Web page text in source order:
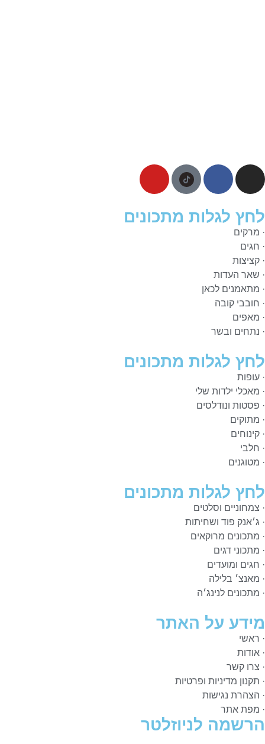
לחץ לגלות מתכונים
· מרקים
· חגים
· קציצות
· שאר העדות
· מתאמנים לכאן
· חובבי קובה
· מאפים
· נתחים ובשר
לחץ לגלות מתכונים
· עופות
· מאכלי ילדות שלי
· פסטות ונודלסים
· מתוקים
· קינוחים
· חלבי
· מטוגנים
לחץ לגלות מתכונים
· צמחוניים וסלטים
· ג׳אנק פוד ושחיתות
· מתכונים מרוקאים
· מתכוני דגים
· חגים ומועדים
· מאנצ׳ בלילה
· מתכונים לנינג׳ה
מידע על האתר
· ראשי
· אודות
· צרו קשר
· תקנון מדיניות ופרטיות
· הצהרת נגישות
· מפת אתר
הרשמה לניוזלטר